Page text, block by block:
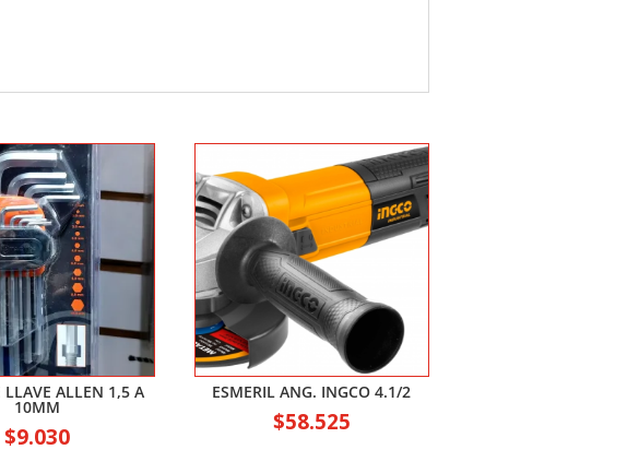
LLAVE ALLEN 1,5 A
10MM
$9.030
ESMERIL ANG. INGCO 4.1/2
$58.525